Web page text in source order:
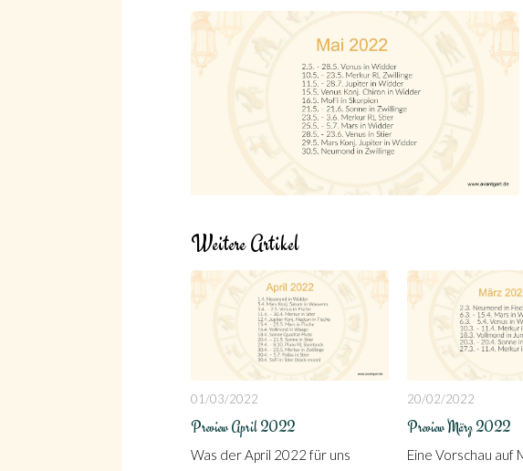
Weitere Artikel
01/03/2022
Preview April 2022
Was der April 2022 für uns
20/02/2022
Preview März 2022
Eine Vorschau auf